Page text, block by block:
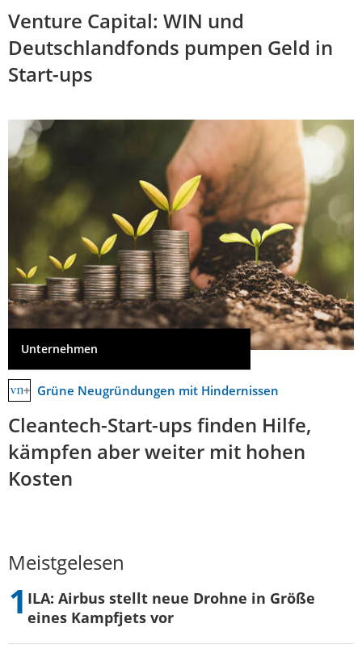
Venture Capital: WIN und
Deutschlandfonds pumpen Geld in
Start-ups
Unternehmen
Grüne Neugründungen mit Hindernissen
Cleantech-Start-ups finden Hilfe,
kämpfen aber weiter mit hohen
Kosten
Meistgelesen
ILA: Airbus stellt neue Drohne in Größe
eines Kampfjets vor